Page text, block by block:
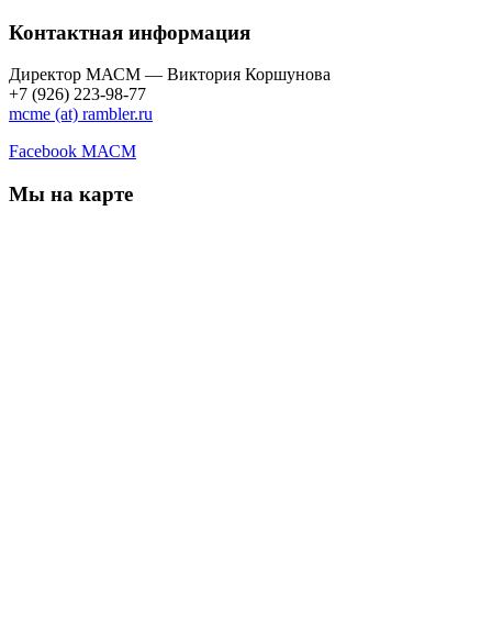
Контактная информация
Директор МАСМ — Виктория Коршунова
+7 (926) 223-98-77
mcme (at) rambler.ru
Facebook МАСМ
Мы на карте